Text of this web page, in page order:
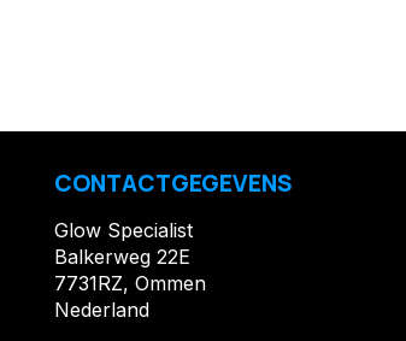
CONTACTGEGEVENS
Glow Specialist
Balkerweg 22E
7731RZ, Ommen
Nederland